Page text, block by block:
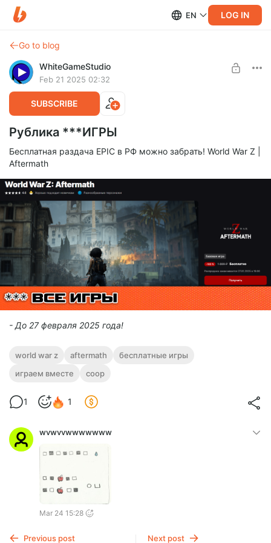
EN LOG IN
Go to blog
WhiteGameStudio
Feb 21 2025 02:32
SUBSCRIBE
Рублика ***ИГРЫ
Бесплатная раздача EPIC в РФ можно забрать! World War Z |
Aftermath
- До 27 февраля 2025 года!
world war z aftermath
бесплатные игры
играем вместе
coop
1 1
wvwvvwwwwwww
Mar 24 15:28
Previous post Next post